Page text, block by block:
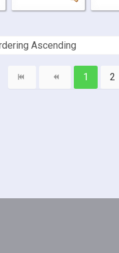
1 2